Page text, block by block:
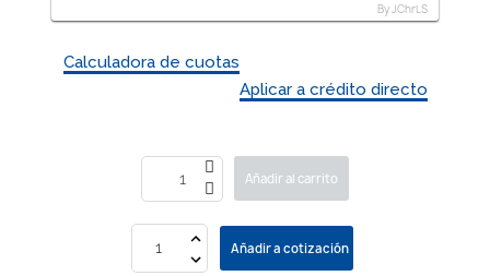
By JChrLS
Calculadora de cuotas
Aplicar a crédito directo
Añadir al carrito
Añadir a cotización